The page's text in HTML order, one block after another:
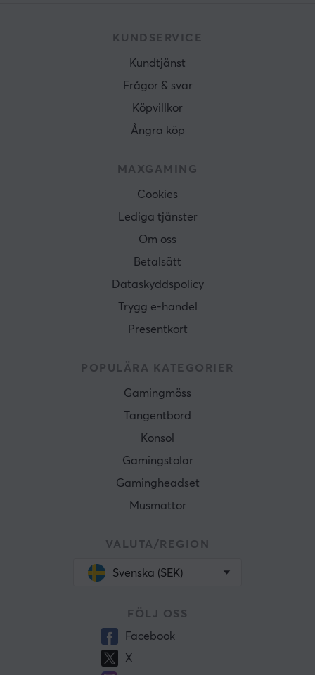
KUNDSERVICE
Kundtjänst
Frågor & svar
Köpvillkor
Ångra köp
MAXGAMING
Cookies
Lediga tjänster
Om oss
Betalsätt
Dataskyddspolicy
Trygg e-handel
Presentkort
POPULÄRA KATEGORIER
Gamingmöss
Tangentbord
Konsol
Gamingstolar
Gamingheadset
Musmattor
VALUTA/REGION
Svenska (SEK)
FÖLJ OSS
Facebook
X